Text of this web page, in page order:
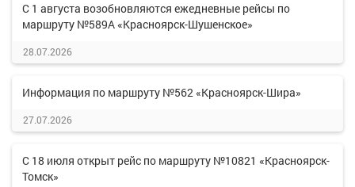
С 1 августа возобновляются ежедневные рейсы по
маршруту №589А «Красноярск-Шушенское»
28.07.2026
Информация по маршруту №562 «Красноярск-Шира»
27.07.2026
С 18 июля открыт рейс по маршруту №10821 «Красноярск-
Томск»